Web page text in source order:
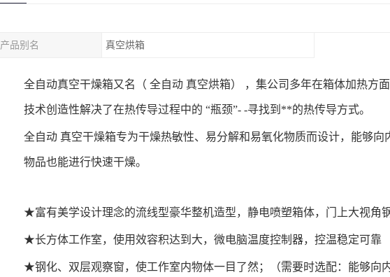
产品别名 真空烘箱
全自动真空干燥箱又名（ 全自动 真空烘箱） ，集公司多年在箱体加热方
技术创造性解决了在热传导过程中的 “瓶颈”- -寻找到**的热传导方式。
全自动 真空干燥箱专为干燥热敏性、易分解和易氧化物质而设计，能够
物品也能进行快速干燥。
★富有美学设计理念的流线型豪华整机造型，静电喷塑箱体，门上大视角
★长方体工作室，使用效容积达到大，微电脑温度控制器，控温稳定可靠
★钢化、双层观察窗，使工作室内物体一目了然；（需要时选配：能够向